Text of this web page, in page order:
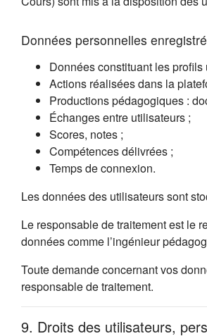
Données personnelles
Données constituant les profils
Actions réalisées dans la
Productions pédagogiques :
Échanges entre utilisateurs ;
Scores, notes ;
Compétences délivrées ;
Temps de connexion.
Les données des utilisateurs sont
Le responsable de traitement est le
données comme l’ingénieur
Toute demande concernant vos
responsable de traitement.
9. Droits des utilisateurs,